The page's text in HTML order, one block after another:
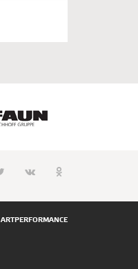
ARTPERFORMANCE